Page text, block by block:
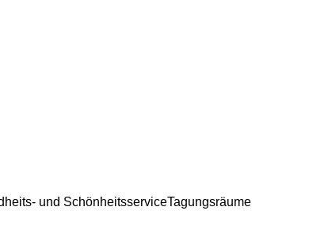
und SchönheitsserviceTagungsräume